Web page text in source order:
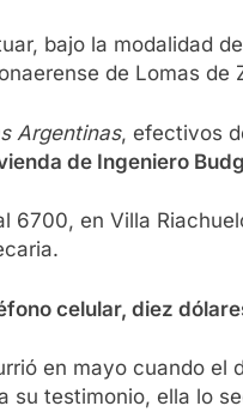
bajo la modalidad
de Lomas
Argentinas, efectivos
de Ingeniero
6700, en Villa
celular, diez
en mayo cuando
su testimonio, ella lo